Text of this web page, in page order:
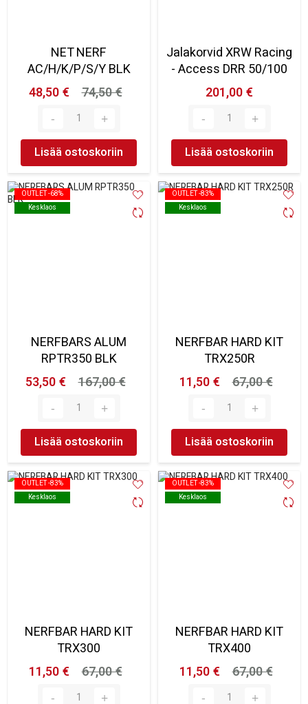
NET NERF
AC/H/K/P/S/Y BLK
48,50 €
74,50 €
Lisää ostoskoriin
Jalakorvid XRW Racing
- Access DRR 50/100
201,00 €
Lisää ostoskoriin
OUTLET -68%
Kesklaos
OUTLET -68%
Kesklaos
NERFBARS ALUM
RPTR350 BLK
53,50 €
167,00 €
Lisää ostoskoriin
OUTLET -83%
Kesklaos
OUTLET -83%
Kesklaos
NERFBAR HARD KIT
TRX250R
11,50 €
67,00 €
Lisää ostoskoriin
OUTLET -83%
Kesklaos
OUTLET -83%
Kesklaos
NERFBAR HARD KIT
TRX300
11,50 €
67,00 €
OUTLET -83%
Kesklaos
OUTLET -83%
Kesklaos
NERFBAR HARD KIT
TRX400
11,50 €
67,00 €